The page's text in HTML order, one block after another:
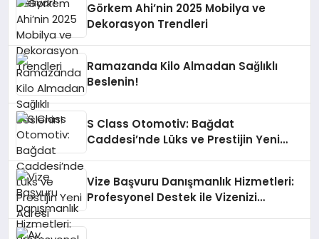
Görkem Ahi’nin 2025 Mobilya ve
Dekorasyon Trendleri
Ramazanda Kilo Almadan Sağlıklı
Beslenin!
S Class Otomotiv: Bağdat
Caddesi’nde Lüks ve Prestijin Yeni
Vize Başvuru Danışmanlık Hizmetleri:
Profesyonel Destek ile Vizenizi